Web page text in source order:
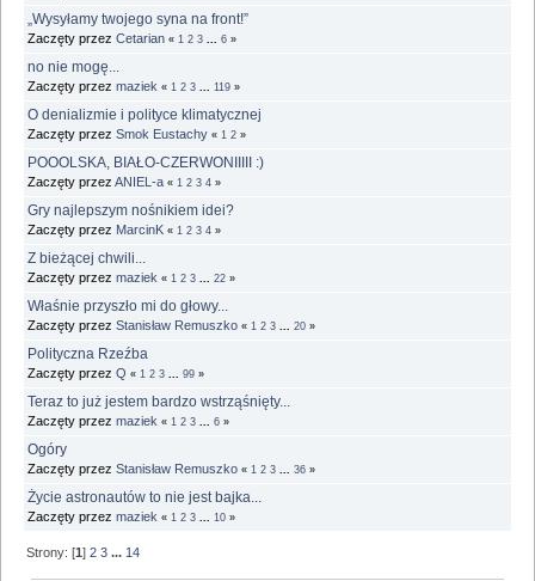
„Wysyłamy twojego syna na front!”
Zaczęty przez Cetarian « 1 2 3 ... 6 »
no nie mogę...
Zaczęty przez maziek « 1 2 3 ... 119 »
O denializmie i polityce klimatycznej
Zaczęty przez Smok Eustachy « 1 2 »
POOOLSKA, BIAŁO-CZERWONIIIII :)
Zaczęty przez ANIEL-a « 1 2 3 4 »
Gry najlepszym nośnikiem idei?
Zaczęty przez MarcinK « 1 2 3 4 »
Z bieżącej chwili...
Zaczęty przez maziek « 1 2 3 ... 22 »
Właśnie przyszło mi do głowy...
Zaczęty przez Stanisław Remuszko « 1 2 3 ... 20 »
Polityczna Rzeźba
Zaczęty przez Q « 1 2 3 ... 99 »
Teraz to już jestem bardzo wstrząśnięty...
Zaczęty przez maziek « 1 2 3 ... 6 »
Ogóry
Zaczęty przez Stanisław Remuszko « 1 2 3 ... 36 »
Życie astronautów to nie jest bajka...
Zaczęty przez maziek « 1 2 3 ... 10 »
Strony: [1]2 3 ... 14